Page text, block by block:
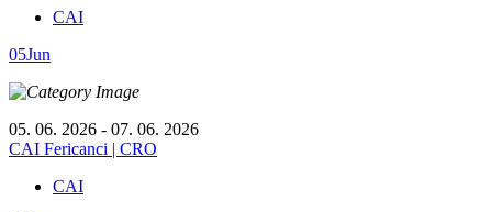
CAI
05Jun
05. 06. 2026 - 07. 06. 2026
CAI Fericanci | CRO
CAI